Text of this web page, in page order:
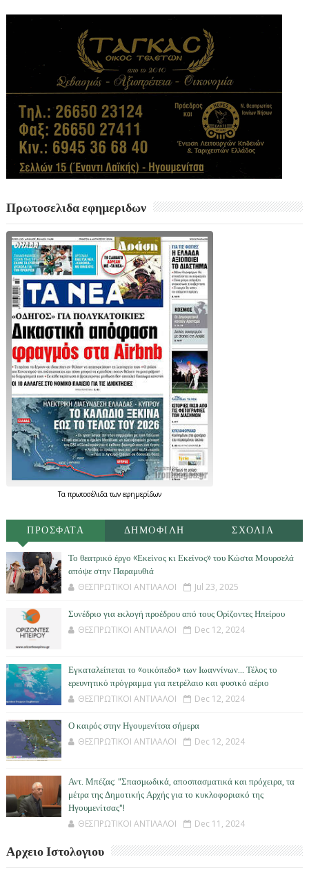
Πρωτοσελιδα εφημεριδων
Τα πρωτοσέλιδατων εφημερίδων
ΠΡΟΣΦΑΤΑ ΔΗΜΟΦΙΛΗ ΣΧΟΛΙΑ
Το θεατρικό έργο «Εκείνος κι Εκείνος» του Κώστα Μουρσελά
απόψε στην Παραμυθιά
ΘΕΣΠΡΩΤΙΚΟΙ ΑΝΤΙΛΑΛΟΙ Jul 23, 2025
Συνέδριο για εκλογή προέδρου από τους Ορίζοντες Ηπείρου
ΘΕΣΠΡΩΤΙΚΟΙ ΑΝΤΙΛΑΛΟΙ Dec 12, 2024
Εγκαταλείπεται το «οικόπεδο» των Ιωαννίνων… Τέλος το
ερευνητικό πρόγραμμα για πετρέλαιο και φυσικό αέριο
ΘΕΣΠΡΩΤΙΚΟΙ ΑΝΤΙΛΑΛΟΙ Dec 12, 2024
Ο καιρός στην Ηγουμενίτσα σήμερα
ΘΕΣΠΡΩΤΙΚΟΙ ΑΝΤΙΛΑΛΟΙ Dec 12, 2024
Αντ. Μπέζας: "Σπασμωδικά, αποσπασματικά και πρόχειρα, τα
μέτρα της Δημοτικής Αρχής για το κυκλοφοριακό της
Ηγουμενίτσας"!
ΘΕΣΠΡΩΤΙΚΟΙ ΑΝΤΙΛΑΛΟΙ Dec 11, 2024
Αρχειο Ιστολογιου